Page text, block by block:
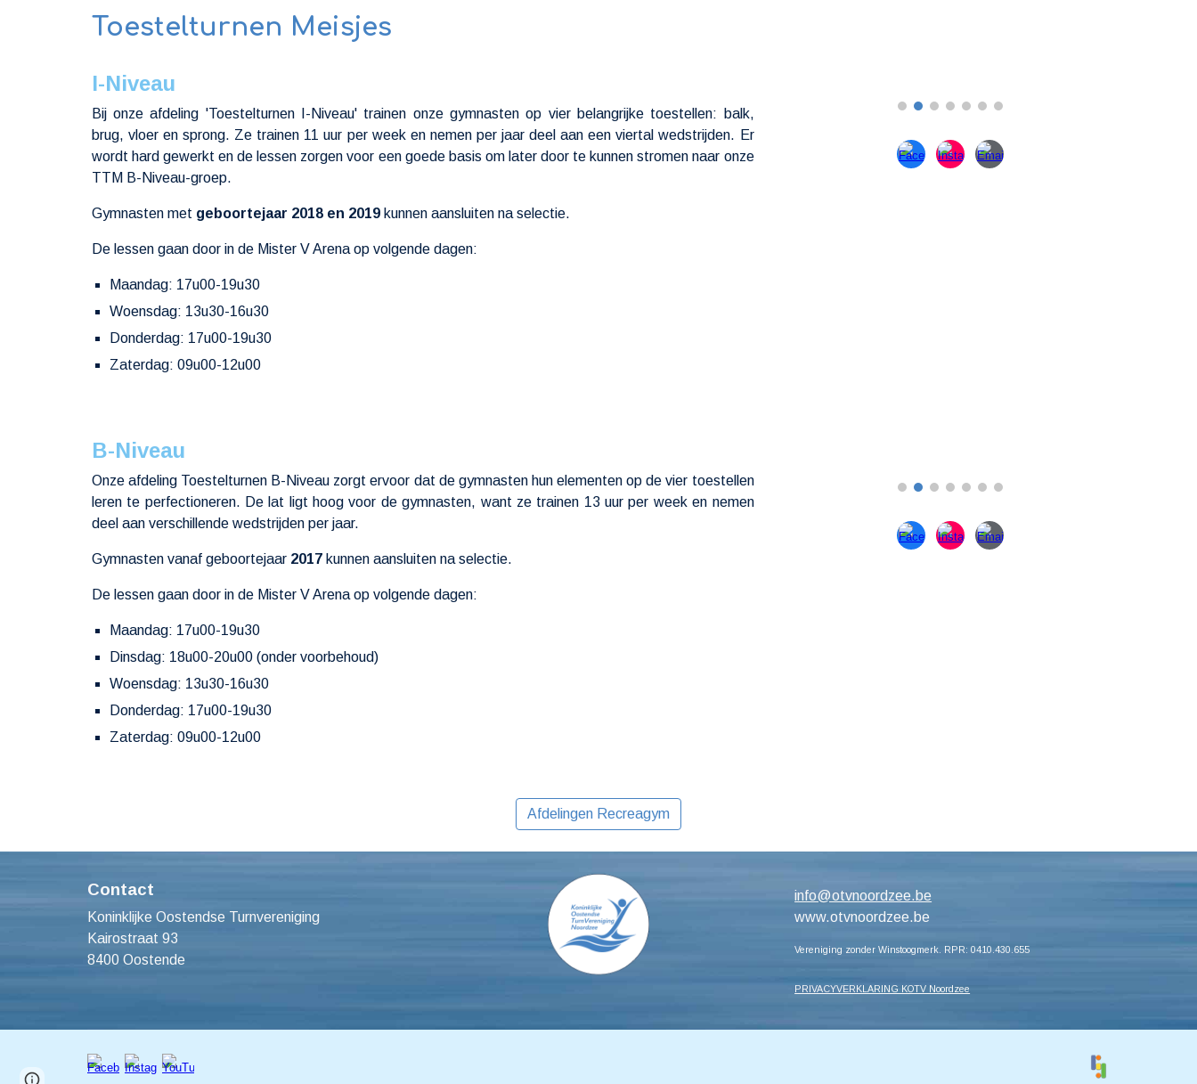
Toestelturnen Meisjes
I-Niveau
Bij onze afdeling 'Toestelturnen I-Niveau' trainen onze gymnasten op vier belangrijke toestellen: balk,
brug, vloer en sprong. Ze trainen 11 uur per week en nemen per jaar deel aan een viertal wedstrijden. Er
wordt hard gewerkt en de lessen zorgen voor een goede basis om later door te kunnen stromen naar onze
TTM B-Niveau-groep.
Gymnasten met geboortejaar 2018 en 2019kunnen aansluiten na selectie.
De lessen gaan door in de Mister V Arena op volgende dagen:
Maandag: 17u00-19u30
Woensdag: 13u30-16u30
Donderdag: 17u00-19u30
Zaterdag: 09u00-12u00
B-Niveau
Onze afdeling Toestel turnen B-Niveau zorgt ervoor dat de gymnasten hun elementen op de vier toestellen
leren te perfectioneren. De lat ligt hoog voor de gymnasten, want ze trainen 13 uur per week en nemen
deel aan verschillende wedstrijden per jaar.
Gymnasten vanaf geboortejaar 2017kunnen aansluiten na selectie.
De lessen gaan door in de Mister V Arena op volgende dagen:
Maandag: 17u00-19u30
Dinsdag: 18u00-20u00 (onder voorbehoud)
Woensdag: 13u30-16u30
Donderdag: 17u00-19u30
Zaterdag: 09u00-12u00
Afdelingen Recreagym
Contact
Koninklijke Oostendse Turnvereniging
Kairostraat 93
8400 Oostende
info@otvnoordzee.be
www.otvnoordzee.be
Vereniging zonder Winstoogmerk. RPR: 0410.430.655
PRIVACYVERKLARING KOTV Noordzee